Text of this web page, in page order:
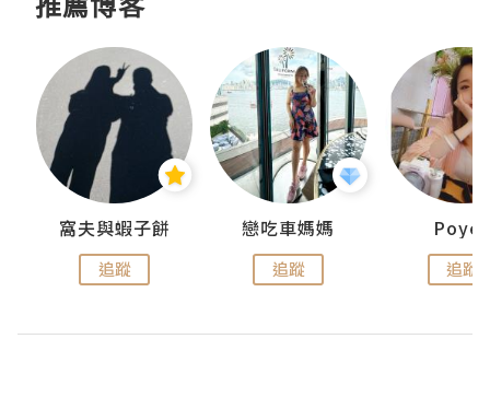
窩夫與蝦子餅
追蹤
戀吃車媽媽
追蹤 追蹤